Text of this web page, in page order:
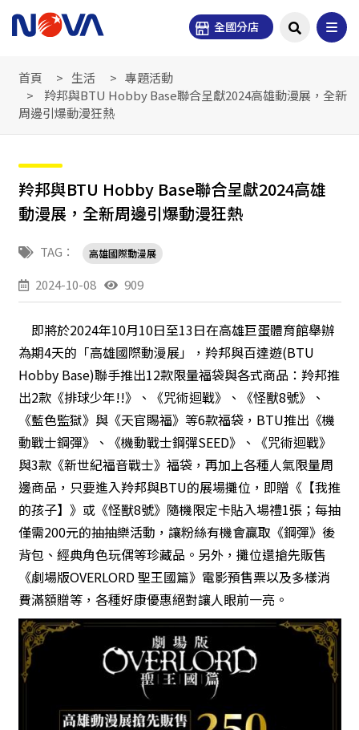
全國分店
首頁 生活
專題活動
羚邦與BTU Hobby Base聯合呈獻2024高雄動漫展，全新
周邊引爆動漫狂熱
羚邦與BTU Hobby Base聯合呈獻2024高雄
動漫展，全新周邊引爆動漫狂熱
TAG： 高雄國際動漫展
2024-10-08 909
即將於2024年10月10日至13日在高雄巨蛋體育館舉辦
為期4天的「高雄國際動漫展」，羚邦與百達遊(BTU
Hobby Base)聯手推出12款限量福袋與各式商品：羚邦推
出2款《排球少年!!》、《咒術迴戰》、《怪獸8號》、
《藍色監獄》與《天官賜福》等6款福袋，BTU推出《機
動戰士鋼彈》、《機動戰士鋼彈SEED》、《咒術迴戰》
與3款《新世紀福音戰士》福袋，再加上各種人氣限量周
邊商品，只要進入羚邦與BTU的展場攤位，即贈《【我推
的孩子】》或《怪獸8號》隨機限定卡貼入場禮1張；每抽
僅需200元的抽抽樂活動，讓粉絲有機會贏取《鋼彈》後
背包、經典角色玩偶等珍藏品。另外，攤位還搶先販售
《劇場版OVERLORD 聖王國篇》電影預售票以及多樣消
費滿額贈等，各種好康優惠絕對讓人眼前一亮。